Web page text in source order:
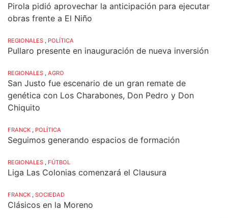
Pirola pidió aprovechar la anticipación para ejecutar
obras frente a El Niño
REGIONALES , POLÍTICA
Pullaro presente en inauguración de nueva inversión
REGIONALES , AGRO
San Justo fue escenario de un gran remate de
genética con Los Charabones, Don Pedro y Don
Chiquito
FRANCK , POLÍTICA
Seguimos generando espacios de formación
REGIONALES , FÚTBOL
Liga Las Colonias comenzará el Clausura
FRANCK , SOCIEDAD
Clásicos en la Moreno